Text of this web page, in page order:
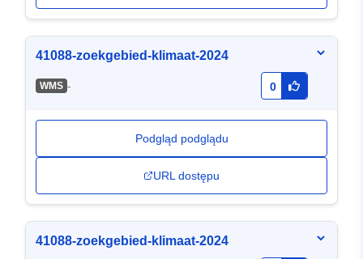
41088-zoekgebied-klimaat-2024
WMS - 0
Podgląd podglądu
URL dostępu
41088-zoekgebied-klimaat-2024